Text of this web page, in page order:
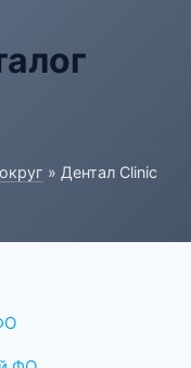
» Дентал Clinic